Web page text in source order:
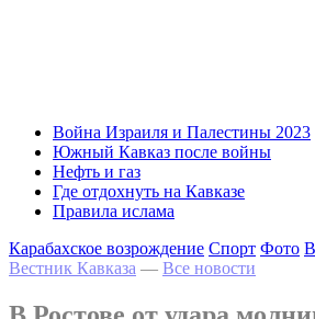
Война Израиля и Палестины 2023
Южный Кавказ после войны
Нефть и газ
Где отдохнуть на Кавказе
Правила ислама
Карабахское возрождение Спорт Фото
Вестник Кавказа — Все новости